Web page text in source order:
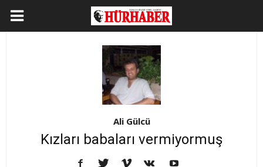
Ali Gülcü
Kızları babaları vermiyormuş